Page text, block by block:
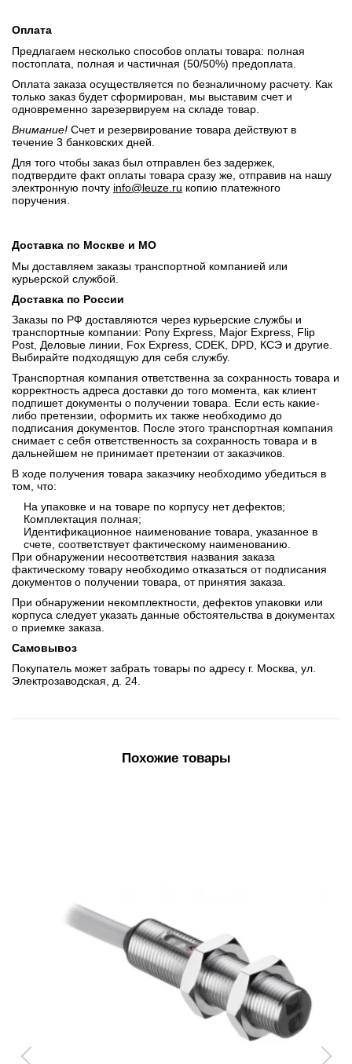
Оплата
Предлагаем несколько способов оплаты товара: полная
постоплата, полная и частичная (50/50%) предоплата.
Оплата заказа осуществляется по безналичному расчету. Как
только заказ будет сформирован, мы выставим счет и
одновременно зарезервируем на складе товар.
Внимание! Счет и резервирование товара действуют в
течение 3 банковских дней.
Для того чтобы заказ был отправлен без задержек,
подтвердите факт оплаты товара сразу же, отправив на нашу
электронную почту info@leuze.ru копию платежного
поручения.
Доставка по Москве и МО
Мы доставляем заказы транспортной компанией или
курьерской службой.
Доставка по России
Заказы по РФ доставляются через курьерские службы и
транспортные компании: Pony Express, Major Express, Flip
Post, Деловые линии, Fox Express, CDEK, DPD, КСЭ и другие.
Выбирайте подходящую для себя службу.
Транспортная компания ответственна за сохранность товара и
корректность адреса доставки до того момента, как клиент
подпишет документы о получении товара. Если есть какие-
либо претензии, оформить их также необходимо до
подписания документов. После этого транспортная компания
снимает с себя ответственность за сохранность товара и в
дальнейшем не принимает претензии от заказчиков.
В ходе получения товара заказчику необходимо убедиться в
том, что:
На упаковке и на товаре по корпусу нет дефектов;
Комплектация полная;
Идентификационное наименование товара, указанное в
счете, соответствует фактическому наименованию.
При обнаружении несоответствия названия заказа
фактическому товару необходимо отказаться от подписания
документов о получении товара, от принятия заказа.
При обнаружении некомплектности, дефектов упаковки или
корпуса следует указать данные обстоятельства в документах
о приемке заказа.
Самовывоз
Покупатель может забрать товары по адресу г. Москва, ул.
Электрозаводская, д. 24.
Похожие товары